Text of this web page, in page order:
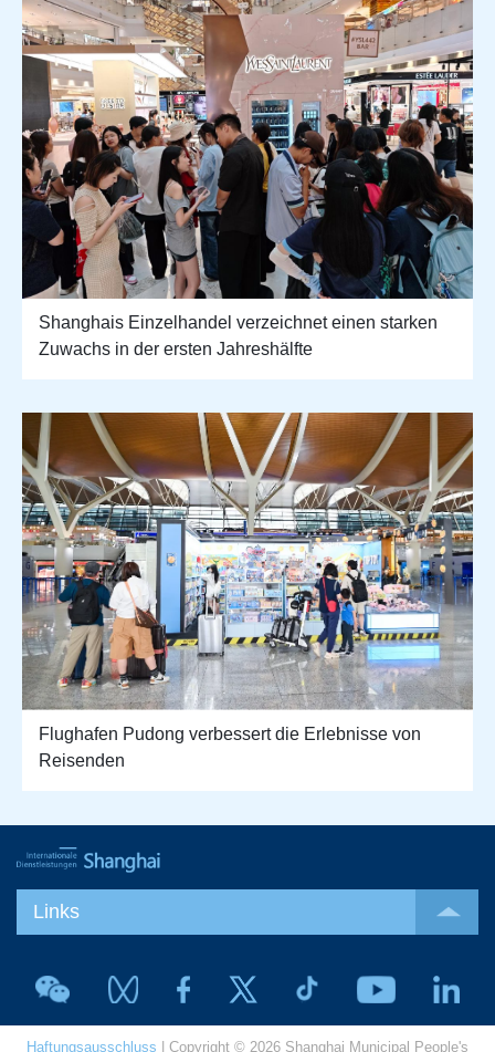
Shanghais Einzelhandel verzeichnet einen starken
Zuwachs in der ersten Jahreshälfte
Flughafen Pudong verbessert die Erlebnisse von
Reisenden
Links
Haftungsausschluss | Copyright © 2026 Shanghai Municipal People's